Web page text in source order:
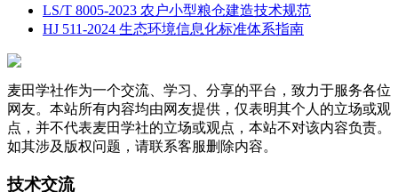
LS/T 8005-2023 农户小型粮仓建造技术规范
HJ 511-2024 生态环境信息化标准体系指南
麦田学社作为一个交流、学习、分享的平台，致力于服务各位
网友。本站所有内容均由网友提供，仅表明其个人的立场或观
点，并不代表麦田学社的立场或观点，本站不对该内容负责。
如其涉及版权问题，请联系客服删除内容。
技术交流